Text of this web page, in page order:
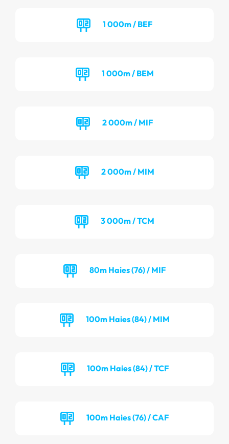
1 000m / BEF
1 000m / BEM
2 000m / MIF
2 000m / MIM
3 000m / TCM
80m Haies (76) / MIF
100m Haies (84) / MIM
100m Haies (84) / TCF
100m Haies (76) / CAF